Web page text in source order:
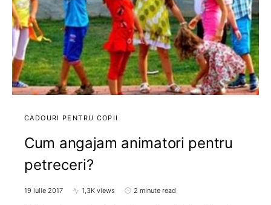
CADOURI PENTRU COPII
Cum angajam animatori pentru
petreceri?
19 iulie 2017 1,3K views 2 minute read